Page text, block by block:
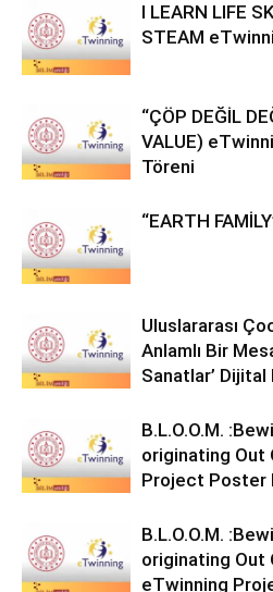
I LEARN LIFE
STEAM
“ÇÖP DEĞİL
VALUE)
Töreni
“EARTH
Uluslararası
Anlamlı Bir
Sanatlar’ Dijital
B.L.O.O.M.
originating Out
Project Poster
B.L.O.O.M.
originating Out
eTwinning